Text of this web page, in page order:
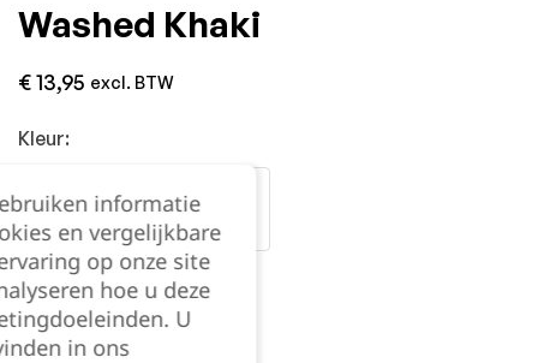
Washed Khaki
€13,95 excl. BTW
Kleur:
Maat:
S/M L/XL
informatie
en vergelijkbare
op onze site
hoe u deze
U
in ons